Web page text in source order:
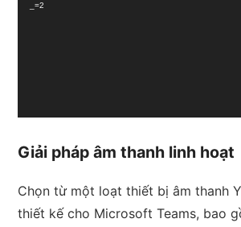
_=2
Giải pháp âm thanh linh hoạt
Chọn từ một loạt thiết bị âm thanh
thiết kế cho Microsoft Teams, bao